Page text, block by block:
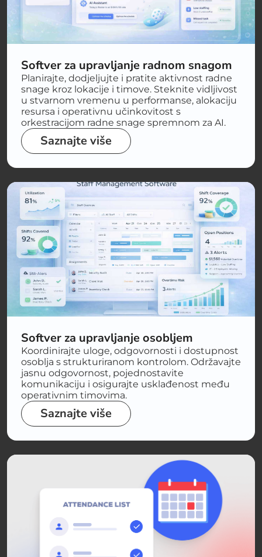
Softver za upravljanje radnom snagom
Planirajte, dodjeljujte i pratite aktivnost radne
snage kroz lokacije i timove. Steknite vidljivost
u stvarnom vremenu u performanse, alokaciju
resursa i operativnu učinkovitost s
orkestracijom radne snage spremnom za AI.
Saznajte više
Softver za upravljanje osobljem
Koordinirajte uloge, odgovornosti i dostupnost
osoblja s strukturiranom kontrolom. Održavajte
jasnu odgovornost, pojednostavite
komunikaciju i osigurajte usklađenost među
operativnim timovima.
Saznajte više